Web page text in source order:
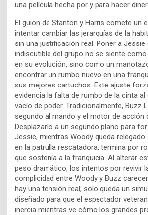
una película hecha por y para hacer
El guion de Stanton y Harris comete un
intentar cambiar las jerarquías de la
sin una justificación real. Poner a Jessie
indiscutible del grupo no se siente
en su evolución, sino como un
encontrar un rumbo nuevo en una
sus mejores cartuchos. Este ajuste
evidencia la falta de rumbo de la cinta al
vacío de poder. Tradicionalmente, Buzz
segundo al mando y el motor de acción
Desplazarlo a un segundo plano para
Jessie, mientras Woody queda
en la patrulla rescatadora, termina por
que sostenía a la franquicia. Al alterar
peso dramático, los intentos por revivir
complicidad entre Woody y Buzz
hay una tensión real; solo queda un
diseñado para que el espectador
inercia mientras ve cómo los grandes